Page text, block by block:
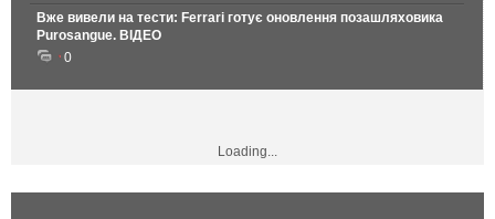
Вже вивели на тести: Ferrari готує оновлення позашляховика
Purosangue. ВІДЕО
0
Loading...